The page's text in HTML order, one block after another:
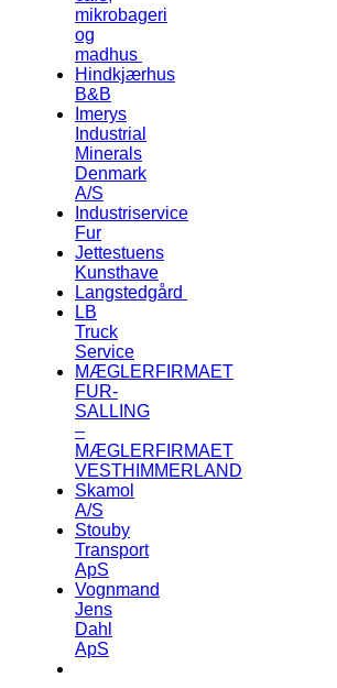
mikrobageri
og
madhus
Hindkjærhus
B&B
Imerys
Industrial
Minerals
Denmark
A/S
Industriservice
Fur
Jettestuens
Kunsthave
Langstedgård
LB
Truck
Service
MÆGLERFIRMAET
FUR-
SALLING
–
MÆGLERFIRMAET
VESTHIMMERLAND
Skamol
A/S
Stouby
Transport
ApS
Vognmand
Jens
Dahl
ApS